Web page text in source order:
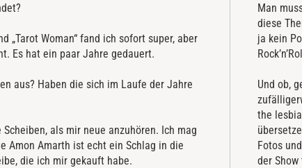
„Tarot Woman“ fand ich sofort super, aber
Es hat ein paar Jahre gedauert.
aus? Haben die sich im Laufe der Jahre
als mir neue anzuhören. Ich mag
Amon Amarth ist echt ein Schlag in die
die ich mir gekauft habe.
Man
diese
ja kein
Und ob,
the
Fotos
der